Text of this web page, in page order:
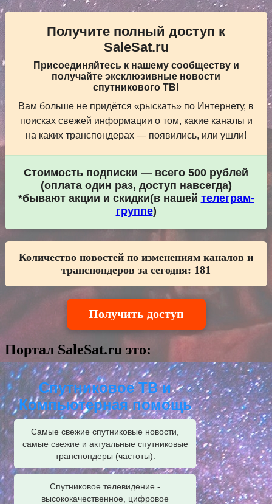
Получите полный доступ к
SaleSat.ru
Присоединяйтесь к нашему сообществу и
получайте эксклюзивные новости
спутникового ТВ!
Вам больше не придётся «рыскать» по Интернету, в
поисках свежей информации о том, какие каналы и
на каких транспондерах — появились, или ушли!
Стоимость подписки — всего 500 рублей
(оплата один раз, доступ навсегда)
*бывают акции и скидки(в нашей телеграм-
группе)
Количество новостей по изменениям каналов и
транспондеров за сегодня: 181
Получить доступ
Портал SaleSat.ru это:
Спутниковое ТВ и
Компьютерная помощь
Самые свежие спутниковые новости,
самые свежие и актуальные спутниковые
транспондеры (частоты).
Спутниковое телевидение -
высококачественное, цифровое